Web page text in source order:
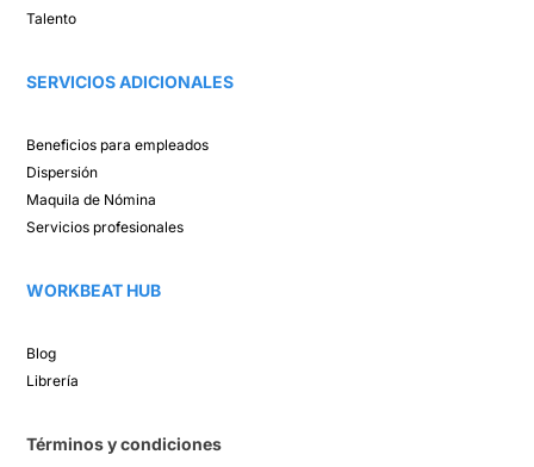
Talento ​
SERVICIOS ADICIONALES
Beneficios para empleados​
Dispersión​
Maquila de Nómina​
Servicios profesionales
WORKBEAT HUB​
Blog​
Librería​
Términos y condiciones